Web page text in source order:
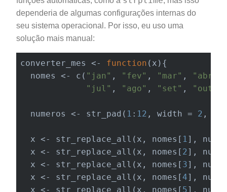
dependeria de algumas configurações internas do
seu sistema operacional. Por isso, eu uso uma
solução mais manual:
converter_mes <- function ( x ) {
  nomes <- c(
"jan" , "fev" , "mar" , "abr"
"jul" , "ago" , "set" , "out"
  numeros <- str_pad(
1 : 12 , width = 2 ,
  x <- str_replace_all(x, nomes[
1],
  x <- str_replace_all(x, nomes[
2],
  x <- str_replace_all(x, nomes[
3],
  x <- str_replace_all(x, nomes[
4],
  x <- str_replace_all(x, nomes[
5],